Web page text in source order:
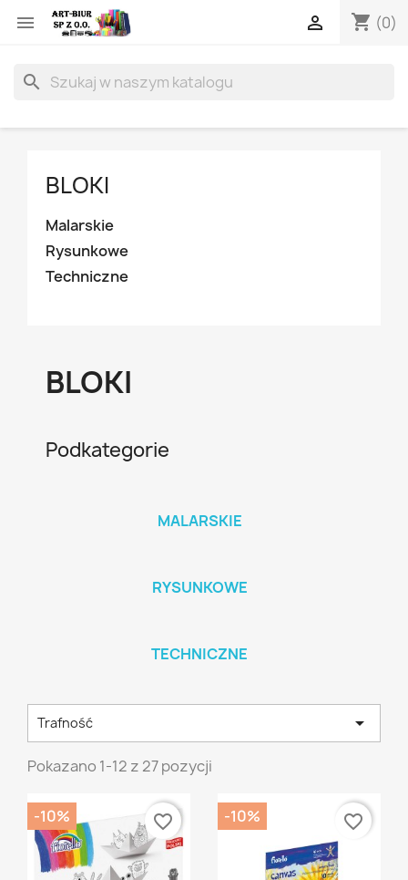
 shopping_cart (0)

search
BLOKI
Malarskie
Rysunkowe
Techniczne
BLOKI
Podkategorie
MALARSKIE
RYSUNKOWE
TECHNICZNE
Trafność 
Pokazano 1-12 z 27 pozycji
-10% favorite_border -10% favorite_border